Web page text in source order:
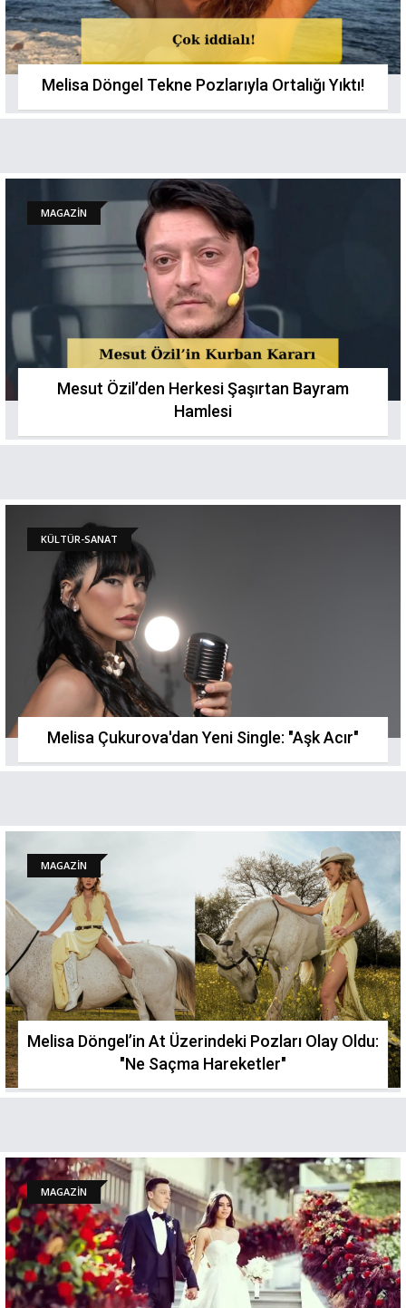
Melisa Döngel Tekne Pozlarıyla Ortalığı Yıktı!
MAGAZİN
Mesut Özil’den Herkesi Şaşırtan Bayram
Hamlesi
KÜLTÜR-SANAT
Melisa Çukurova'dan Yeni Single: "Aşk Acır"
MAGAZİN
Melisa Döngel’in At Üzerindeki Pozları Olay Oldu:
"Ne Saçma Hareketler"
MAGAZİN